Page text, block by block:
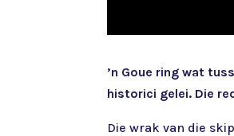
’n Goue ring wat
historici gelei. Die
Die wrak van die